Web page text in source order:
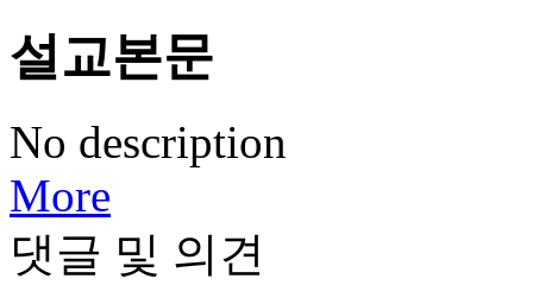
설교본문
No description
More
댓글 및 의견